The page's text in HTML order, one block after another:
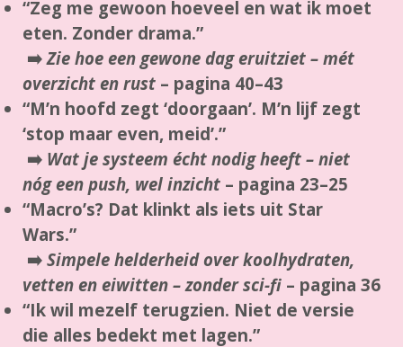
“Zeg me gewoon hoeveel en wat ik moet
eten. Zonder drama.”
➡️Zie hoe een gewone dag eruitziet – mét
overzicht en rust – pagina 40–43
“M’n hoofd zegt ‘doorgaan’. M’n lijf zegt
‘stop maar even, meid’.”
➡️ Wat je systeem écht nodig heeft – niet
nóg een push, wel inzicht – pagina 23–25
“Macro’s? Dat klinkt als iets uit Star
Wars.”
➡️ Simpele helderheid over koolhydraten,
vetten en eiwitten – zonder sci-fi – pagina 36
“Ik wil mezelf terugzien. Niet de versie
die alles bedekt met lagen.”